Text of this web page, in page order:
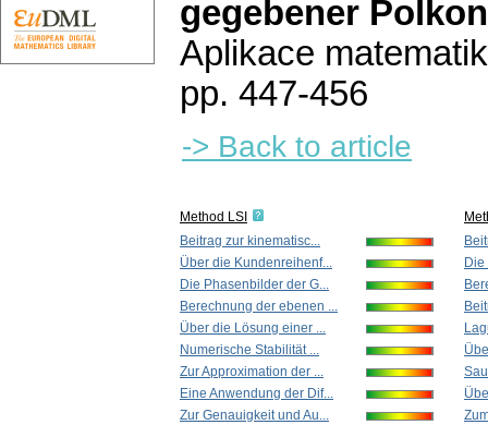
gegebener
Aplikace
pp. 447-456
-> Back to article
Method LSI
Beitrag zur kinematisc...
Über die Kundenreihenf...
Die Phasenbilder der G...
Berechnung der ebenen ...
Über die Lösung einer ...
Numerische Stabilität ...
Zur Approximation der ...
Eine Anwendung der Dif...
Zur Genauigkeit und Au...